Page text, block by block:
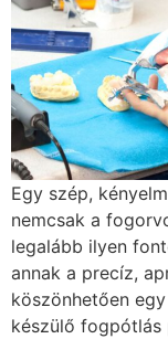
Egy szép,
nemcsak a
legalább ilyen
annak a precíz,
köszönhetően
készülő fogpótlás